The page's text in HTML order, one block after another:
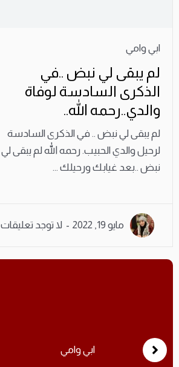
ابي وامي
لم يبقى لي نبض ..في
الذكرى السادسة لوفاة
والدي..رحمه الله..
لم يبقى لي نبض .. في الذكرى السادسة
لرحيل والدي الحبيب. رحمه الله لم يبقى لي
نبض ..بعد غيابك ورحيلك ...
مايو 19, 2022 لا توجد تعليقات
الشعر الوطني السياسيي